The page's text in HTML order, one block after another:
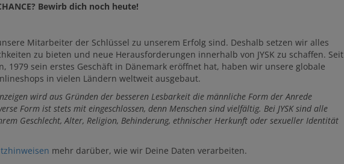
Bewirb dich noch heute!
Mitarbeiter der Schlüssel zu unserem Erfolg sind. Deshalb setzen wir alles
zu bieten und neue Herausforderungen innerhalb von JYSK zu schaffen. Seit
1979 sein erstes Geschäft in Dänemark eröffnet hat, haben wir unsere globale
in vielen Ländern weltweit ausgebaut.
wird aus Gründen der besseren Lesbarkeit die männliche Form der Anrede
Form ist stets mit eingeschlossen, denn Menschen sind vielfältig. Bei JYSK sind alle
Geschlecht, Alter, Religion, Behinderung, ethnischer Herkunft oder sexueller Identität
mehr darüber, wie wir Deine Daten verarbeiten.